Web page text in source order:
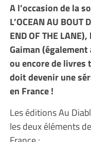
A l’occasion de la
L’OCEAN AU BOUT
END OF THE
Gaiman
ou encore de livres
doit devenir une
en France !
Les éditions Au
les deux éléments